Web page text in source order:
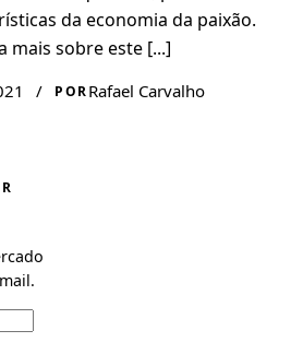
da economia da paixão.
mais sobre este [...]
/ PORRafael Carvalho